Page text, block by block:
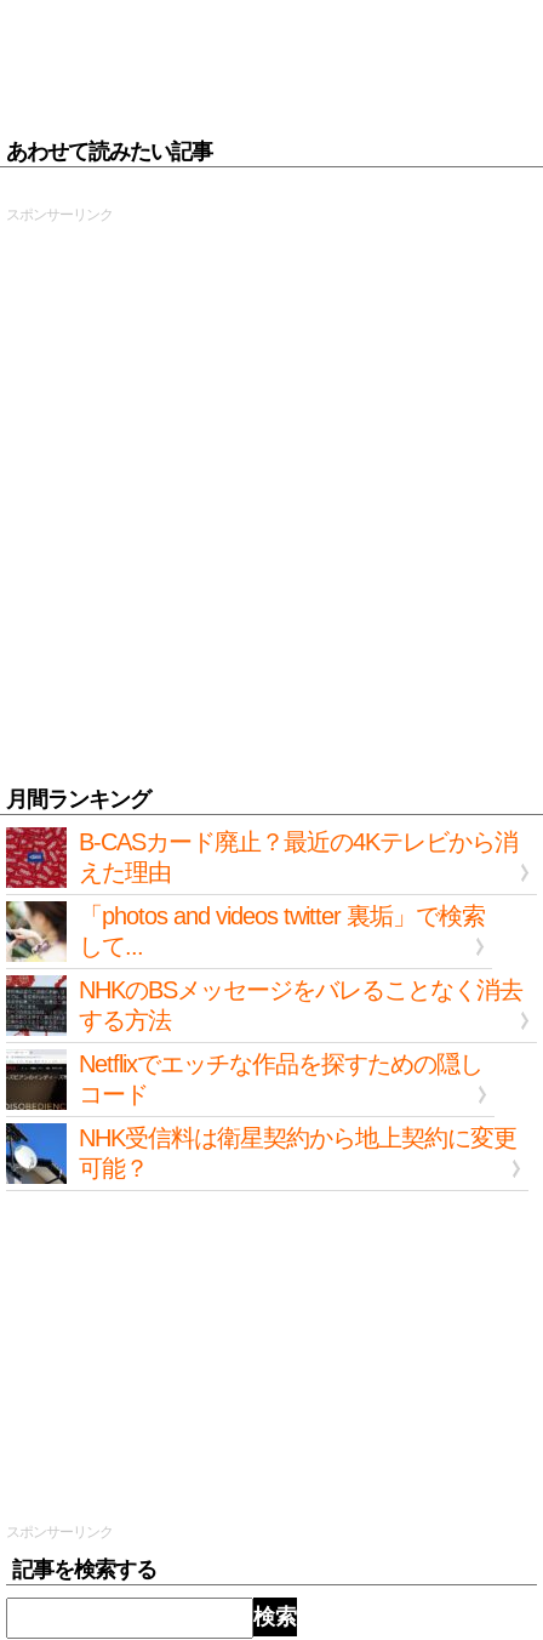
あわせて読みたい記事
スポンサーリンク
月間ランキング
B-CASカード廃止？最近の4Kテレビから消
えた理由
「photos and videos twitter 裏垢」で検索
して...
NHKのBSメッセージをバレることなく消去
する方法
Netflixでエッチな作品を探すための隠し
コード
NHK受信料は衛星契約から地上契約に変更
可能？
スポンサーリンク
記事を検索する
検索